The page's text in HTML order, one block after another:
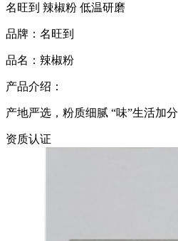
名旺到 辣椒粉 低温研磨
品牌：名旺到
品名：辣椒粉
产品介绍：
产地严选，粉质细腻 “味”生活加分
资质认证